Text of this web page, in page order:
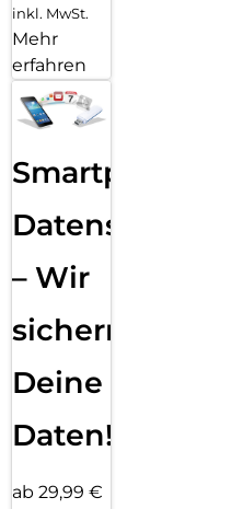
inkl. MwSt.
Mehr
erfahren
Smartphone
Datensicherung
– Wir
sichern
Deine
Daten!
ab 29,99 €